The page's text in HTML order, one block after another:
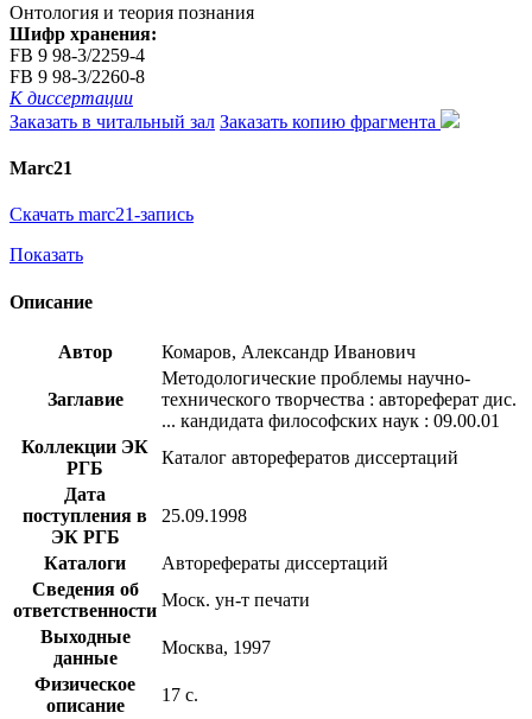
Онтология и теория познания
Шифр хранения:
FB 9 98-3/2259-4
FB 9 98-3/2260-8
К диссертации
Заказать в читальный зал Заказать копию фрагмента
Marc21
Скачать marc21-запись
Показать
Описание
Автор Комаров, Александр Иванович
Заглавие
Методологические проблемы научно-
технического творчества : автореферат дис.
... кандидата философских наук : 09.00.01
Коллекции ЭК
РГБ
Каталог авторефератов диссертаций
Дата
поступления в
ЭК РГБ
25.09.1998
Каталоги
Авторефераты диссертаций
Сведения об
ответственности
Моск. ун-т печати
Выходные
данные
Москва, 1997
Физическое
описание
17 с.